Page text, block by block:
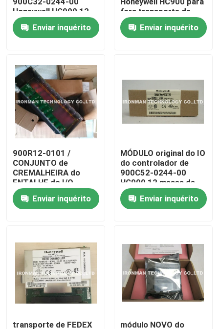
Produtos
Sobre nós
Excursão da fábrica
Controle da qualidade
Contacte-nos
Casos
Módulo de controle do PLC
Módulo do PLC de Honeywell
Honeywell HC900 12
meses de garantia
Enviar inquérito
fora transporte de
DHL de 8 relés
Enviar inquérito
900R12-0101 /
CONJUNTO de
CREMALHEIRA do
ENTALHE do I/O
900R120101,
POSIÇÃO 12 2/6 de
AMPÈRE
Enviar inquérito
MÓDULO original do IO
do controlador de
900C52-0244-00
HC900 12 meses de
garantia
Enviar inquérito
transporte de FEDEX módulo NOVO do